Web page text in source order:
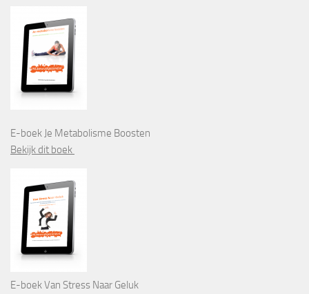
E-boek Je Metabolisme Boosten
Bekijk dit boek
E-boek Van Stress Naar Geluk